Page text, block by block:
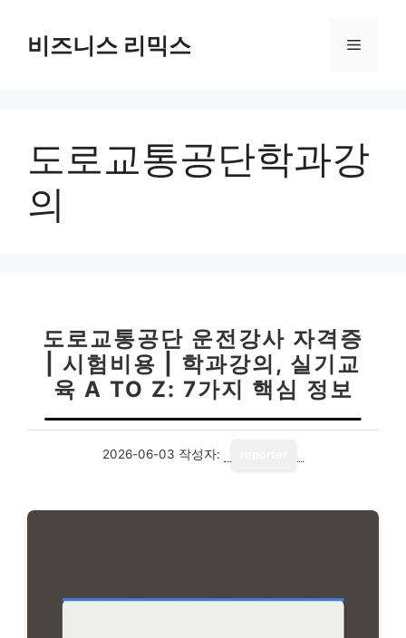
비즈니스 리믹스 메
도로교통공단학과강
의
도로교통공단 운전강사 자격증
| 시험비용 | 학과강의, 실기교
육 A TO Z: 7가지 핵심 정보
2026-06-03 작성자: